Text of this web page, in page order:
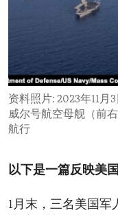
ECONOMY AND
资料照片: 2023年11
威尔号航空母舰（前
航行
以下是一篇反映美
1月末，三名美国军